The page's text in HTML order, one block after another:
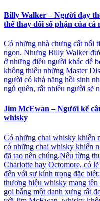
Billy Walker – Người dạy
thể thay đổi số phận của cả
Có những nhà chưng cất nổi
ngon. Nhưng Billy Walker
ở những điều người khác dễ
không thiếu những Master
người có khả năng hồi sinh
ngủ quên, rất nhiều người sẽ
Jim McEwan – Người kể
whisky
Có những chai whisky khiến
có những chai whisky khiến
đã tạo nên chúng.Nếu từng
Charlotte hay Octomore, có
đến với sự kính trọng đặc
thương hiệu whisky mang
gọi bằng một danh xưng rất